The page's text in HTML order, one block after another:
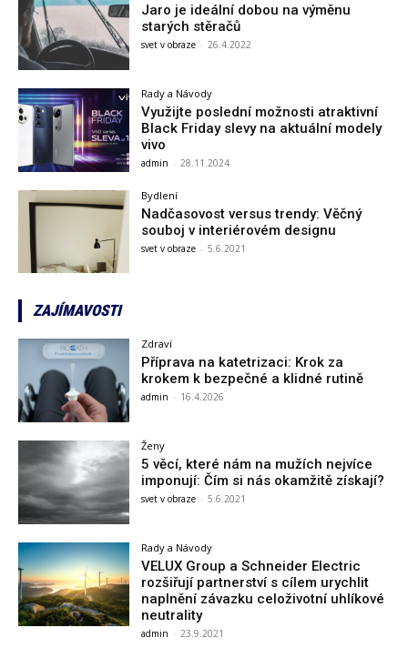
Jaro je ideální dobou na výměnu
starých stěračů
svet v obraze - 26.4.2022
Rady a Návody
Využijte poslední možnosti atraktivní
Black Friday slevy na aktuální modely
vivo
admin - 28.11.2024
Bydlení
Nadčasovost versus trendy: Věčný
souboj v interiérovém designu
svet v obraze - 5.6.2021
ZAJÍMAVOSTI
Zdraví
Příprava na katetrizaci: Krok za
krokem k bezpečné a klidné rutině
admin - 16.4.2026
Ženy
5 věcí, které nám na mužích nejvíce
imponují: Čím si nás okamžitě získají?
svet v obraze - 5.6.2021
Rady a Návody
VELUX Group a Schneider Electric
rozšiřují partnerství s cílem urychlit
naplnění závazku celoživotní uhlíkové
neutrality
admin - 23.9.2021